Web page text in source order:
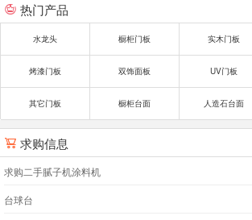
 热门产品
水龙头 橱柜门板 实木门板
烤漆门板 双饰面板 UV门板
其它门板 橱柜台面 人造石台面
 求购信息
求购二手腻子机涂料机
台球台